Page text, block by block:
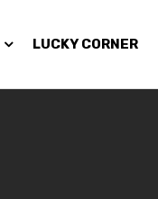
LUCKY CORNER